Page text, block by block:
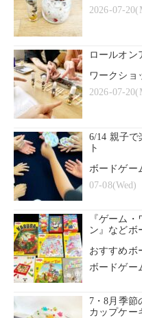
2026-07-
ロールオン
ワークショ
2026-07-
6/14 親子で
ト
ボードゲー
07-08(Wed)
『ゲーム
ン』などボ
おすすめボ
ボードゲー
7・8月季節
カップケー